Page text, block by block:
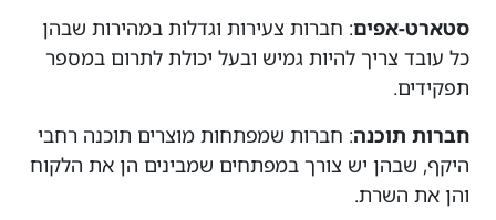
סטארט-אפים: חברות צעירות וגדלות במהירות שבהן
כל עובד צריך להיות גמיש ובעל יכולת לתרום במספר
תפקידים.
חברות תוכנה: חברות שמפתחות מוצרים תוכנה רחבי
היקף, שבהן יש צורך במפתחים שמבינים הן את הלקוח
והן את השרת.